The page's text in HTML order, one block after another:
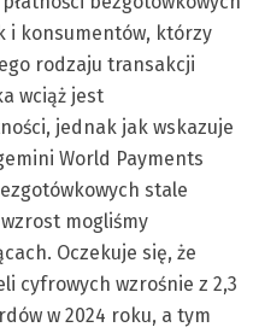
i konsumentów, którzy
rodzaju transakcji
wciąż jest
jednak jak wskazuje
World Payments
stale
mogliśmy
Oczekuje się, że
cyfrowych wzrośnie z 2,3
w 2024 roku, a tym